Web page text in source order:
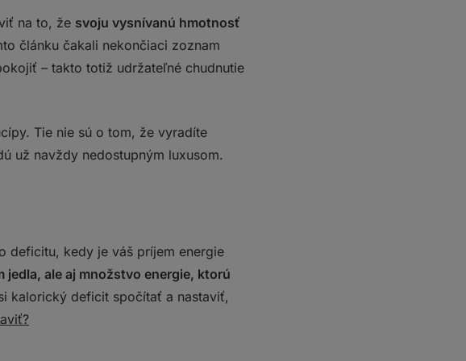
na to, že svoju vysnívanú hmotnosť
článku čakali nekončiaci zoznam
– takto totiž udržateľné chudnutie
Tie nie sú o tom, že vyradíte
už navždy nedostupným luxusom.
deficitu, kedy je váš príjem energie
jedla, ale aj množstvo energie, ktorú
kalorický deficit spočítať a nastaviť,